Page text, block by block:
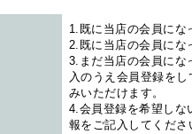
1.既に当店の会員にな
2.既に当店の会員にな
3.まだ当店の会員にな
入のうえ会員登録を
みいただけます。
4.会員登録を希望しな
報をご記入してくださ